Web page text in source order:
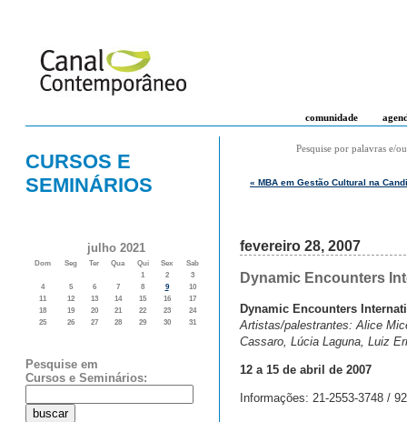
comunidade
CURSOS E
SEMINÁRIOS
julho 2021
Dom Seg Ter Qua Qui Sex
Sab
1
2
3
4
5 6 7 8 9
10
11
12 13 14 15 16
17
18
19 20 21 22 23
24
25
26 27 28 29 30 31
Pesquise em
Cursos e Seminários:
Pesquise por palavras e/
« MBA em Gestão Cultural na
fevereiro 28, 2007
Dynamic Encounters
Dynamic Encounters
Artistas/palestrantes: Alice
Cassaro, Lúcia Laguna, Luiz
12 a 15 de abril de 2007
Informações: 21-2553-3748 /